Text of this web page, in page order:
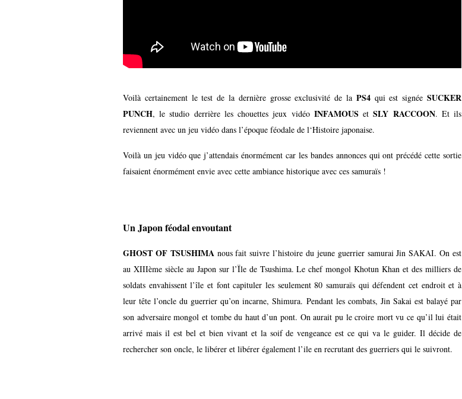
Voilà certainement le test de la dernière grosse exclusivité de la PS4qui est signéeSUCKER
PUNCH, le studio derrière les chouettes jeux vidéo INFAMOUS etSLY RACCOON. Et ils
reviennent avec un jeu vidéo dans l’époque féodale de l‘Histoire japonaise.
Voilà un jeu vidéo que j’attendais énormément car les bandes annonces qui ont précédé cette sortie
faisaient énormément envie avec cette ambiance historique avec ces samuraïs !
Un Japon féodal envoutant
GHOST OF TSUSHIMAnous fait suivre l’histoire du jeune guerrier samurai Jin SAKAI. On est
au XIIIème siècle au Japon sur l’Ïle de Tsushima. Le chef mongol Khotun Khan et des milliers de
soldats envahissent l’île et font capituler les seulement 80 samuraïs qui défendent cet endroit et à
leur tête l’oncle du guerrier qu’on incarne, Shimura. Pendant les combats, Jin Sakai est balayé par
son adversaire mongol et tombe du haut d’un pont. On aurait pu le croire mort vu ce qu’il lui était
arrivé mais il est bel et bien vivant et la soif de vengeance est ce qui va le guider. Il décide de
rechercher son oncle, le libérer et libérer également l’ile en recrutant des guerriers qui le suivront.